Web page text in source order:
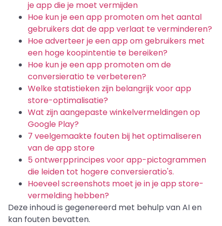
je app die je moet vermijden
Hoe kun je een app promoten om het aantal
gebruikers dat de app verlaat te verminderen?
Hoe adverteer je een app om gebruikers met
een hoge koopintentie te bereiken?
Hoe kun je een app promoten om de
conversieratio te verbeteren?
Welke statistieken zijn belangrijk voor app
store-optimalisatie?
Wat zijn aangepaste winkelvermeldingen op
Google Play?
7 veelgemaakte fouten bij het optimaliseren
van de app store
5 ontwerpprincipes voor app-pictogrammen
die leiden tot hogere conversieratio's.
Hoeveel screenshots moet je in je app store-
vermelding hebben?
Deze inhoud is gegenereerd met behulp van AI en
kan fouten bevatten.